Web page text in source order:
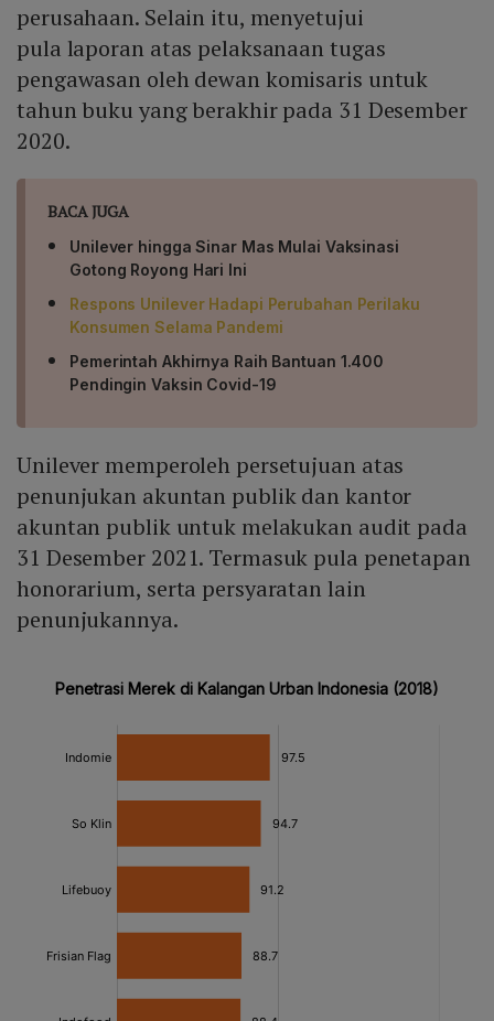
perusahaan. Selain itu, menyetujui
pula laporan atas pelaksanaan tugas
pengawasan oleh dewan komisaris untuk
tahun buku yang berakhir pada 31 Desember
2020.
BACA JUGA
Unilever hingga Sinar Mas Mulai Vaksinasi
Gotong Royong Hari Ini
Respons Unilever Hadapi Perubahan Perilaku
Konsumen Selama Pandemi
Pemerintah Akhirnya Raih Bantuan 1.400
Pendingin Vaksin Covid-19
Unilever memperoleh persetujuan atas
penunjukan akuntan publik dan kantor
akuntan publik untuk melakukan audit pada
31 Desember 2021. Termasuk pula penetapan
honorarium, serta persyaratan lain
penunjukannya.